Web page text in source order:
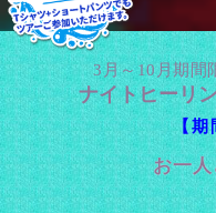
3月～10月期間
ナイトヒーリ
【期
お一